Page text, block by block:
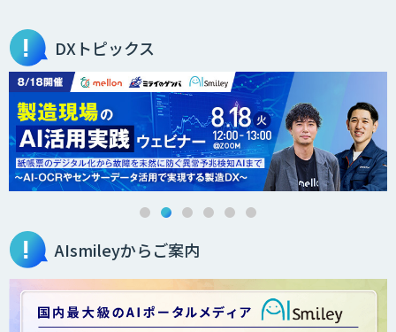
BIGDAT@Analysis
AI・データ活用コンサルティング・受託
開発支援
AI・DXコンサルティング伴走支援サービ
DXトピックス
AIsmileyからご案内